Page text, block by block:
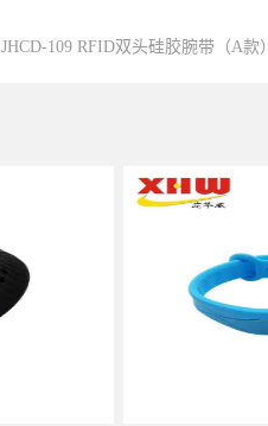
JHCD-109 RFID双头硅胶腕带（A款）